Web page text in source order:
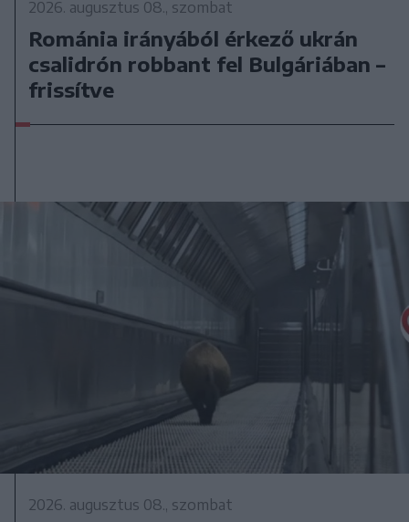
2026. augusztus 08., szombat
Románia irányából érkező ukrán
csalidrón robbant fel Bulgáriában –
frissítve
2026. augusztus 08., szombat